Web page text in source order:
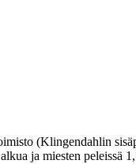
(Klingendahlin
ja miesten peleissä